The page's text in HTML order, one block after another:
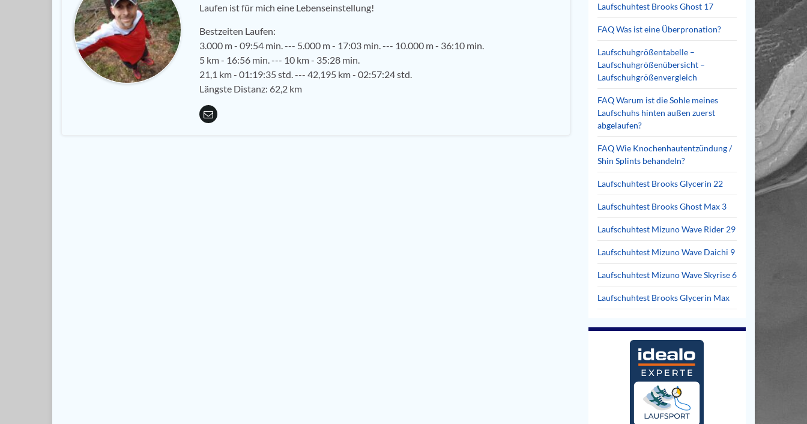
Laufen ist für mich eine Lebenseinstellung!
Bestzeiten Laufen:
3.000 m - 09:54 min. --- 5.000 m - 17:03 min. --- 10.000 m - 36:10 min.
5 km - 16:56 min. --- 10 km - 35:28 min.
21,1 km - 01:19:35 std. --- 42,195 km - 02:57:24 std.
Längste Distanz: 62,2 km
Laufschuhtest Brooks Ghost 17
FAQ Was ist eine Überpronation?
Laufschuhgrößentabelle –
Laufschuhgrößenübersicht –
Laufschuhgrößenvergleich
FAQ Warum ist die Sohle meines
Laufschuhs hinten außen zuerst
abgelaufen?
FAQ Wie Knochenhautentzündung /
Shin Splints behandeln?
Laufschuhtest Brooks Glycerin 22
Laufschuhtest Brooks Ghost Max 3
Laufschuhtest Mizuno Wave Rider 29
Laufschuhtest Mizuno Wave Daichi 9
Laufschuhtest Mizuno Wave Skyrise 6
Laufschuhtest Brooks Glycerin Max